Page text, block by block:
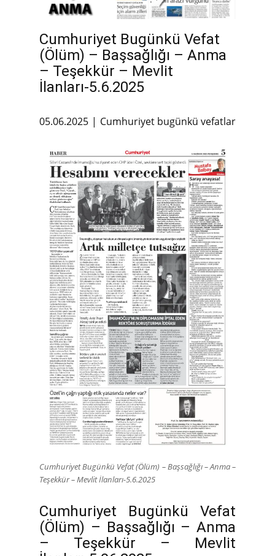
Cumhuriyet Bugünkü Vefat
(Ölüm) – Başsağlığı – Anma
– Teşekkür – Mevlit
İlanları-5.6.2025
05.06.2025 Cumhuriyet bugünkü vefatlar
Cumhuriyet Bugünkü Vefat (Ölüm) – Başsağlığı – Anma –
Teşekkür – Mevlit İlanları-5.6.2025
Cumhuriyet Bugünkü Vefat
(Ölüm) – Başsağlığı – Anma
– Teşekkür – Mevlit